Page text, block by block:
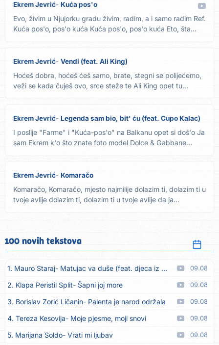
Ekrem Jevrić Kuća pos'o
Evo, živim u Njujorku gradu živim, radim, a i samo radim Ref.
Kuća pos'o, pos'o kuća Kuća pos'o, pos'o kuća Eto, šta...
Ekrem Jevrić Vendi (feat. Ali King)
Hoćeš dobra, hoćeš ćeš samo, brate, stegni se polijećemo,
veži se kada čuješ ovo, srce steže te Ali King opet tu
Ekrem Jevrić Legenda sam bio, bit' ću (feat. Cupo Kalac)
I poslije "Farme" i "Kuća-pos'o" na Balkanu opet si doš'o Ja
sam Ekrem k'o što znate foto model Dolce & Gabbane
Ekrem Jevrić Komaračo
Komaračo, Komaračo, mjesto najmilije dolazim ti, dolazim ti u
tvoje avlije dolazim ti, dolazim ti u tvoje avlije da ja...
100 novih tekstova
1. Mauro Staraj Matujac va duše (feat. djeca iz Matulja) 09.08
2. Klapa Peristil Split Šapni joj more 09.08
3. Borislav Zorić Ličanin Palenta je narod održala 09.08
4. Tereza Kesovija Moje pjesme, moji snovi 09.08
5. Marijana Soldo Vrati mi ljubav 09.08